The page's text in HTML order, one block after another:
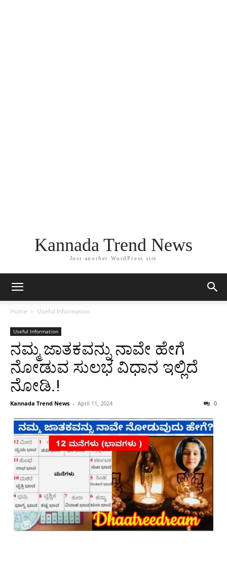
Kannada Trend News
Just another WordPress site
Home Useful Information
Useful Information
ನಮ್ಮ ಜಾತಕವನ್ನು ನಾವೇ ಹೇಗೆ
ನೋಡುವ ಸುಲಭ ವಿಧಾನ ಇಲ್ಲಿದೆ
ನೋಡಿ.!
Kannada Trend News - April 11, 2024 0